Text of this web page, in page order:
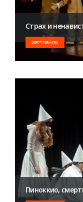
Страх и
ФЕСТИВАЛИ
Пиноккио,